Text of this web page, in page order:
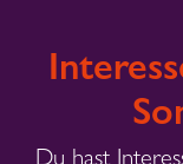
Du hast